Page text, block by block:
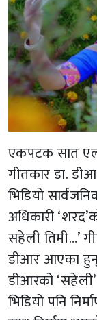
एकपटक सात
गीतकार डा.
भिडियो
अधिकारी
सहेली तिमी…’
डीआर आएका
डीआरको
भिडियो पनि